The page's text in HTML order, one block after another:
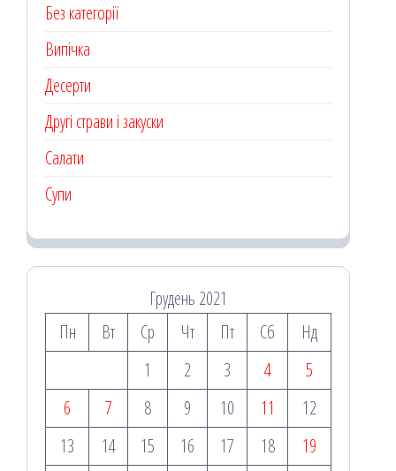
Без категорії
Випічка
Десерти
Другі страви і закуски
Салати
Супи
Грудень 2021
Пн
Вт Ср Чт Пт Сб
Нд
1
2 3 4
5
6
7 8 9 10 11
12
13
14 15 16 17 18
19